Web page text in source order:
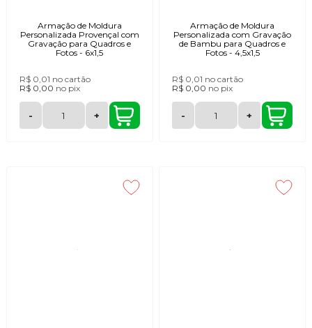
Armação de Moldura
Personalizada Provençal com
Gravação para Quadros e
Fotos - 6x1,5
R$ 0,01 no cartão
R$ 0,00 no pix
- +
Armação de Moldura
Personalizada com Gravação
de Bambu para Quadros e
Fotos - 4,5x1,5
R$ 0,01 no cartão
R$ 0,00 no pix
- +